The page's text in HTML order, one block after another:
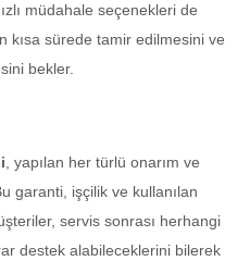
müdahale seçenekleri de
kısa sürede tamir edilmesini ve
bekler.
, yapılan her türlü onarım ve
garanti, işçilik ve kullanılan
servis sonrası herhangi
destek alabileceklerini bilerek